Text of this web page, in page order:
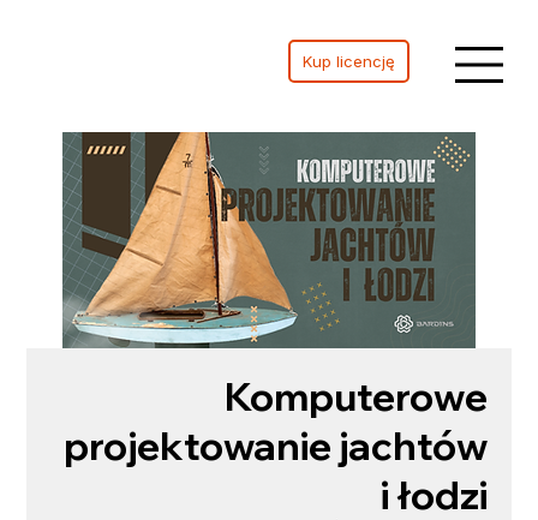
Kup licencję
Komputerowe
projektowanie jachtów
i łodzi